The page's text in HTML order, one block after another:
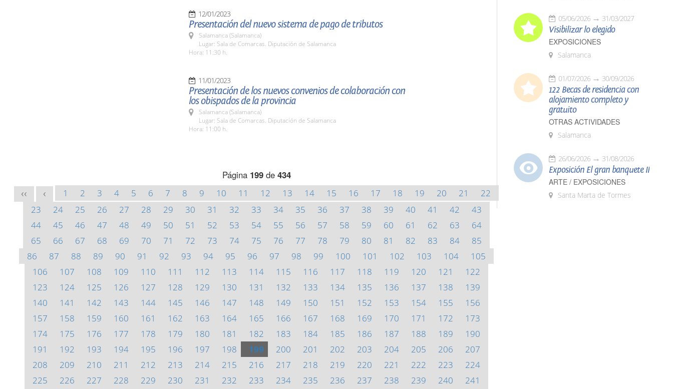
12/01/2023
Presentación del nuevo sistema de pago de tributos
Salamanca (Salamanca)
Lugar: Sala de Comarcas. Diputación de Salamanca
Hora: 11:30 h.
11/01/2023
Presentación de los nuevos convenios de colaboración con
los obispados de la provincia
Salamanca (Salamanca)
Lugar: Sala de Comarcas. Diputación de Salamanca
Hora: 11:00 h.
Página 199de 434
<< < 1 2 3 4 5 6 7 8 9 10 11 12 13 14 15 16 17 18 19 20 21
22
23
24 25 26 27 28 29 30 31 32 33 34 35 36 37 38 39 40 41 42
43
44
45 46 47 48 49 50 51 52 53 54 55 56 57 58 59 60 61 62 63
64
65
66 67 68 69 70 71 72 73 74 75 76 77 78 79 80 81 82 83 84
85
86
87 88 89 90 91 92 93 94 95 96 97 98 99 100 101 102 103 104
105
106
107 108 109 110 111 112 113 114 115 116 117 118 119 120 121
122
123
124 125 126 127 128 129 130 131 132 133 134 135 136 137 138
139
140
141 142 143 144 145 146 147 148 149 150 151 152 153 154 155
156
157
158 159 160 161 162 163 164 165 166 167 168 169 170 171 172
173
174
175 176 177 178 179 180 181 182 183 184 185 186 187 188 189
190
191
192 193 194 195 196 197 198 199 200 201 202 203 204 205 206
207
208
209 210 211 212 213 214 215 216 217 218 219 220 221 222 223
224
225
226 227 228 229 230 231 232 233 234 235 236 237 238 239 240 241
05/06/2026 31/03/2027
Visibilizar lo elegido
EXPOSICIONES
Salamanca
01/07/2026 30/09/2026
122 Becas de residencia con
alojamiento completo y
gratuito
OTRAS ACTIVIDADES
Salamanca
26/06/2026 31/08/2026
Exposición El gran banquete II
ARTE / EXPOSICIONES
Santa Marta de Tormes